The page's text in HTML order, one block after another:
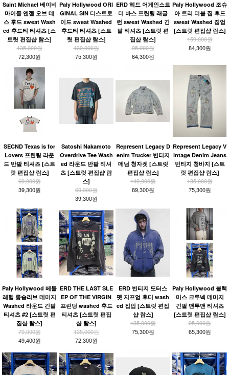
Saint Michael 베이비
마이클 엔젤 오브 데
스 후드 sweat Wash
ed 후드티 티셔츠 [스
트릿 편집샵 람스]
135,000원
72,300원
Paly Hollywood ORI
GINAL SIN 디스트로
이드 sweat Washed
후드티 티셔츠 [스트
릿 편집샵 람스]
139,000원
75,300원
ERD 헤드 어게인스트
더 바스 프린팅 래글
런 sweat Washed 긴
팔 티셔츠 [스트릿 편
집샵 람스]
95,000원
64,300원
Paly Hollywood 조슈
아 트리 더블 집 후드
sweat Washed 집업
[스트릿 편집샵 람스]
159,000원
84,300원
SECND Texas is for
Lovers 프린팅 라운
드 반팔 티셔츠 [스트
릿 편집샵 람스]
69,000원
39,300원
Satoshi Nakamoto
Overdrive Tee Wash
ed 라운드 반팔 티셔
츠 [스트릿 편집샵 람
스]
69,000원
39,300원
Represent Legacy D
enim Trucker 빈티지
데님 청자켓 [스트릿
편집샵 람스]
149,000원
89,300원
Represent Legacy V
intage Denim Jeans
빈티지 청바지 [스트
릿 편집샵 람스]
135,000원
75,300원
Paly Hollywood 베들
레헴 롱슬리브 데미지
Washed 라운드 긴팔
티셔츠 #2 [스트릿 편
집샵 람스]
79,000원
49,400원
ERD THE LAST SLE
EP OF THE VIRGIN
프린팅 washed 후드
티셔츠 [스트릿 편집
샵 람스]
135,000원
72,300원
ERD 빈티지 도터스
펫 지프업 후디 wash
ed 집업 [스트릿 편집
샵 람스]
135,000원
75,300원
Paly Hollywood 블랙
미스 크루넥 데미지
긴팔 맨투맨 티셔츠
[스트릿 편집샵 람스]
95,000원
65,300원